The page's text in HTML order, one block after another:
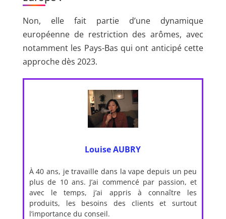
Non, elle fait partie d’une dynamique
européenne de restriction des arômes, avec
notamment les Pays-Bas qui ont anticipé cette
approche dès 2023.
Louise AUBRY
À 40 ans, je travaille dans la vape depuis un peu
plus de 10 ans. J’ai commencé par passion, et
avec le temps, j’ai appris à connaître les
produits, les besoins des clients et surtout
l’importance du conseil.